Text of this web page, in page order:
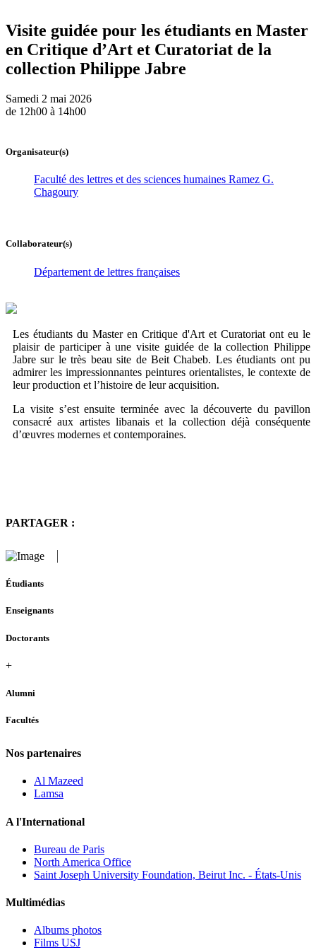
Visite guidée pour les étudiants en Master
en Critique d’Art et Curatoriat de la
collection Philippe Jabre
Samedi 2 mai 2026
de 12h00 à 14h00
Organisateur(s)
Faculté des lettres et des sciences humaines Ramez G.
Chagoury
Collaborateur(s)
Département de lettres françaises
Les étudiants du Master en Critique d'Art et Curatoriat ont eu le
plaisir de participer à une visite guidée de la collection Philippe
Jabre sur le très beau site de Beit Chabeb. Les étudiants ont pu
admirer les impressionnantes peintures orientalistes, le contexte de
leur production et l’histoire de leur acquisition.
La visite s’est ensuite terminée avec la découverte du pavillon
consacré aux artistes libanais et la collection déjà conséquente
d’œuvres modernes et contemporaines.
PARTAGER :
Étudiants
Enseignants
Doctorants
+
Alumni
Facultés
Nos partenaires
Al Mazeed
Lamsa
A l'International
Bureau de Paris
North America Office
Saint Joseph University Foundation, Beirut Inc. - États-Unis
Multimédias
Albums photos
Films USJ